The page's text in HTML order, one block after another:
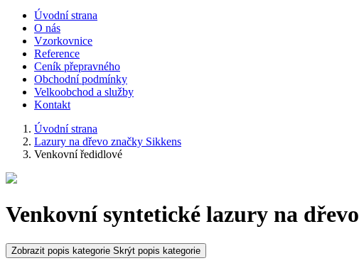
Úvodní strana
O nás
Vzorkovnice
Reference
Ceník přepravného
Obchodní podmínky
Velkoobchod a služby
Kontakt
Úvodní strana
Lazury na dřevo značky Sikkens
Venkovní ředidlové
Venkovní syntetické lazury na dřevo
Zobrazit popis kategorie Skrýt popis kategorie